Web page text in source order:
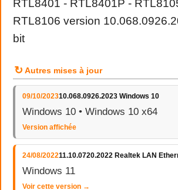
RTL8401 - RTL8401P -
RTL8106 version
bit
↻ Autres mises à jour
09/10/202310.068.0926.2023 Windows 10
Windows 10 • Windows 10 x64
Version affichée
24/08/202211.10.0720.2022 Realtek LAN
Windows 11
Voir cette version →